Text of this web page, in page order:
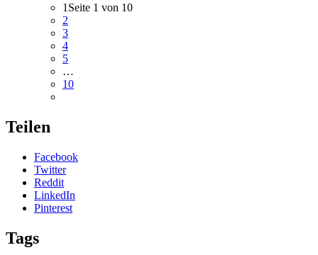
1 Seite 1 von 10
2
3
4
5
…
10
Teilen
Facebook
Twitter
Reddit
LinkedIn
Pinterest
Tags